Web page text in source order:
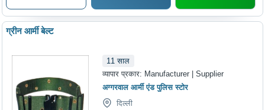
ग्रीन आर्मी बेल्ट
11 साल
व्यापार प्रकार: Manufacturer | Supplier
अग्गरवाल आर्मी एंड पुलिस स्टोर
दिल्ली